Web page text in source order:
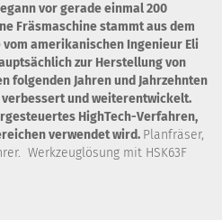
vor gerade einmal 200
Fräsmaschine stammt aus dem
vom amerikanischen Ingenieur Eli
zur Herstellung von
folgenden Jahren und Jahrzehnten
und weiterentwickelt.
HighTech-Verfahren,
verwendet wird. Planfräser,
Werkzeuglösung mit HSK63F